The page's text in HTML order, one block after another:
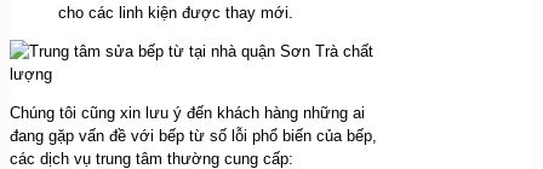
cho các linh kiện được thay mới.
Chúng tôi cũng xin lưu ý đến khách hàng những ai
đang gặp vấn đề với bếp từ số lỗi phổ biến của bếp,
các dịch vụ trung tâm thường cung cấp: